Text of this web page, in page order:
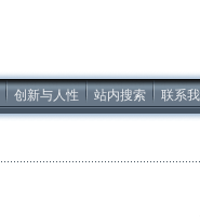
创新与人性 站内搜索 联系